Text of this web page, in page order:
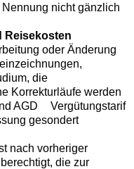
nicht gänzlich
Reisekosten
oder Änderung
die
Korrekturläufe werden
AGD Vergütungstarif
gesondert
nach vorheriger
die zur